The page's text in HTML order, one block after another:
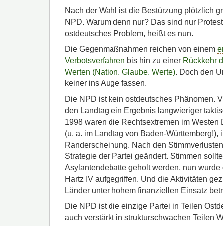
Nach der Wahl ist die Bestürzung plötzlich
NPD. Warum denn nur? Das sind nur
ostdeutsches Problem, heißt es nun.
Die Gegenmaßnahmen reichen von einem
Verbotsverfahren bis hin zu einer Rückkehr
Werten (Nation, Glaube, Werte). Doch den
keiner ins Auge fassen.
Die NPD ist kein ostdeutsches Phänomen.
den Landtag ein Ergebnis langwieriger
1998 waren die Rechtsextremen im Westen
(u. a. im Landtag von Baden-Württemberg!),
Randerscheinung. Nach den
Strategie der Partei geändert. Stimmen
Asylantendebatte geholt werden, nun
Hartz IV aufgegriffen. Und die Aktivitäten
Länder unter hohem finanziellen Einsatz
Die NPD ist die einzige Partei in Teilen
auch verstärkt in strukturschwachen Teilen